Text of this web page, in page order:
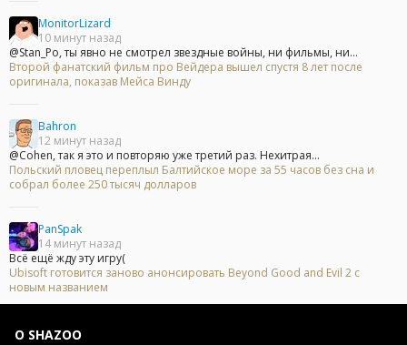
MonitorLizard
10 минут назад
@Stan_Po, ты явно не смотрел звездные войны, ни фильмы, ни...
Второй фанатский фильм про Вейдера вышел спустя 8 лет после
оригинала, показав Мейса Винду
Bahron
12 минут назад
@Cohen, так я это и повторяю уже третий раз. Нехитрая...
Польский пловец переплыл Балтийское море за 55 часов без сна и
собрал более 250 тысяч долларов
PanSpak
14 минут назад
Всё ещё жду эту игру(
Ubisoft готовится заново анонсировать Beyond Good and Evil 2 с
новым названием
О SHAZOO